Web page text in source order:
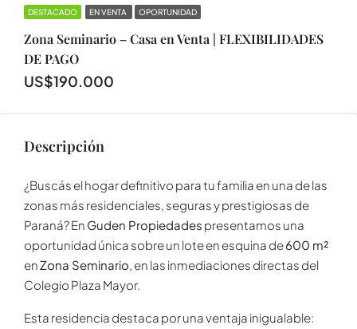
DESTACADO EN VENTA OPORTUNIDAD
Zona Seminario – Casa en Venta | FLEXIBILIDADES
DE PAGO
US$190.000
Descripción
¿Buscás el hogar definitivo para tu familia en una de las
zonas más residenciales, seguras y prestigiosas de
Paraná? En Guden Propiedades presentamos una
oportunidad única sobre un lote en esquina de600 m²
enZona Seminario, en las inmediaciones directas del
Colegio Plaza Mayor.
Esta residencia destaca por una ventaja inigualable: